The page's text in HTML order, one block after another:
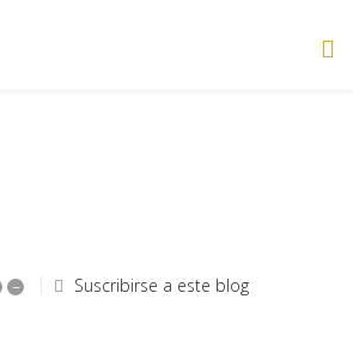
–
Suscribirse a este blog